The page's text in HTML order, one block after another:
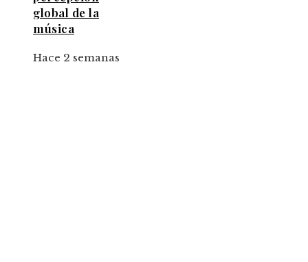
global de la
música
Hace 2 semanas